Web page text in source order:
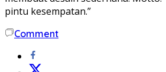
pintu kesempatan.”
Comment